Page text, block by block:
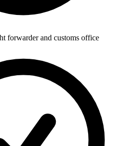
forwarder and customs office